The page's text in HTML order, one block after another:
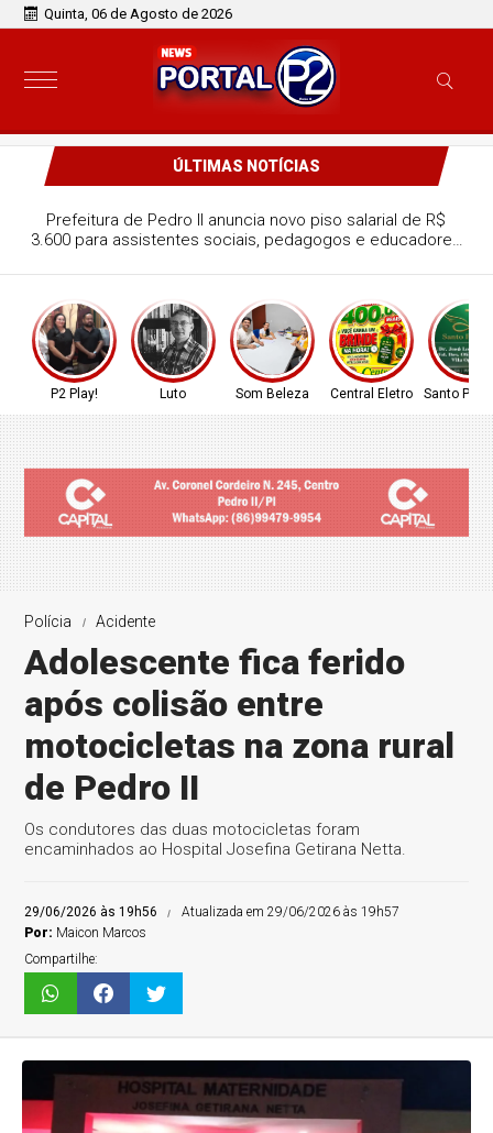
Quinta, 06 de Agosto de 2026
ÚLTIMAS NOTÍCIAS
Prefeitura de Pedro II anuncia novo piso salarial de R$
3.600 para assistentes sociais, pedagogos e educadores
P2 Play! Luto Som Beleza Central Eletro Santo
Polícia Acidente
Adolescente fica ferido
após colisão entre
motocicletas na zona rural
de Pedro II
Os condutores das duas motocicletas foram
encaminhados ao Hospital Josefina Getirana Netta.
29/06/2026 às 19h56
Atualizada em 29/06/2026 às 19h57
Por: Maicon Marcos
Compartilhe: